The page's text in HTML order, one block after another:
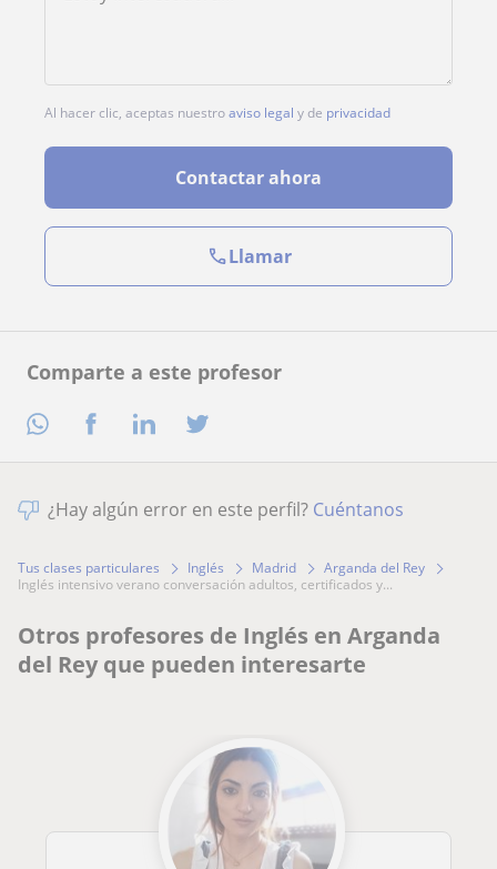
Comparte a este profesor
Al hacer clic, aceptas nuestroaviso legal y de privacidad
Contactar ahora
Llamar
¿Hay algún error en este perfil? Cuéntanos
Tus clases particulares Inglés Madrid
Arganda del Rey
inglés intensivo verano conversación adultos, certificados y...
Otros profesores de Inglés en Arganda
del Rey que pueden interesarte